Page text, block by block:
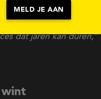
documentatie is, moet
veel energie en blijft
dat jaren kan duren,”
MELD JE AAN